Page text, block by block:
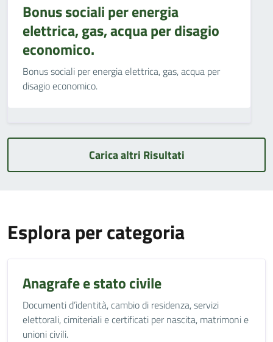
Bonus sociali per energia
elettrica, gas, acqua per disagio
economico.
Bonus sociali per energia elettrica, gas, acqua per
disagio economico.
Carica altri Risultati
Esplora per categoria
Anagrafe e stato civile
Documenti d’identità, cambio di residenza, servizi
elettorali, cimiteriali e certificati per nascita, matrimoni e
unioni civili.